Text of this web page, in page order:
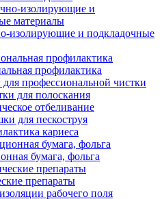
изолирующие и подкладочные
профилактика
профессиональной чистки
для полоскания
отбеливание
для пескоструя
кариеса
бумага, фольга
препараты